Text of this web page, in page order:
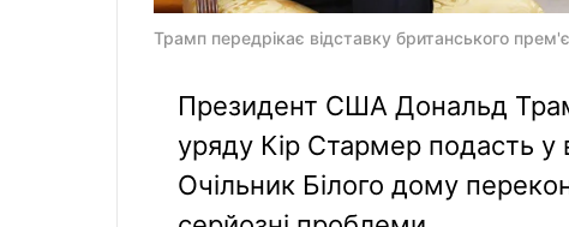
Трамп передрікає відставку британського
Президент США Дональд
уряду Кір Стармер подасть
Очільник Білого дому